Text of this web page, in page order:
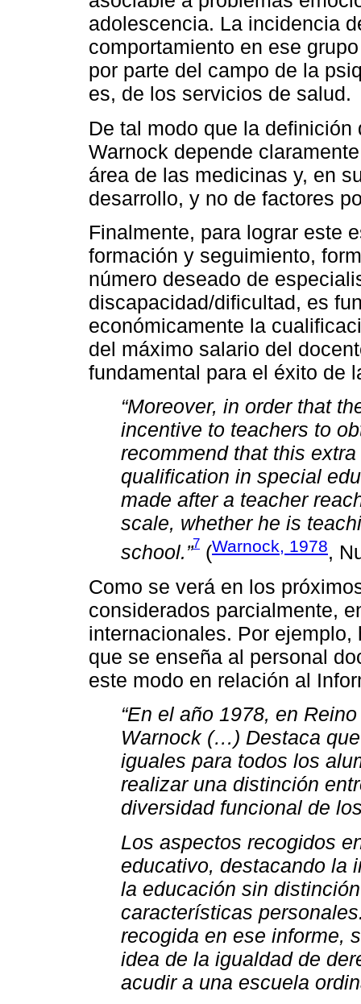
adolescencia. La incidencia
comportamiento en ese
por parte del campo de la
es, de los servicios de salud.
De tal modo que la
Warnock depende
área de las medicinas y, en
desarrollo, y no de factores
Finalmente, para lograr este
formación y seguimiento,
número deseado de
discapacidad/dificultad, es
económicamente la
del máximo salario del
fundamental para el éxito de
“Moreover, in order that
incentive to teachers to
recommend that this
qualification in special
made after a teacher
scale, whether he is
school.”7 (Warnock, 1978,
Como se verá en los
considerados parcialmente,
internacionales. Por
que se enseña al personal
este modo en relación al
“En el año 1978, en
Warnock (…) Destaca
iguales para todos los
realizar una distinción
diversidad funcional de
Los aspectos recogidos
educativo, destacando la
la educación sin
características
recogida en ese informe,
idea de la igualdad de
acudir a una escuela